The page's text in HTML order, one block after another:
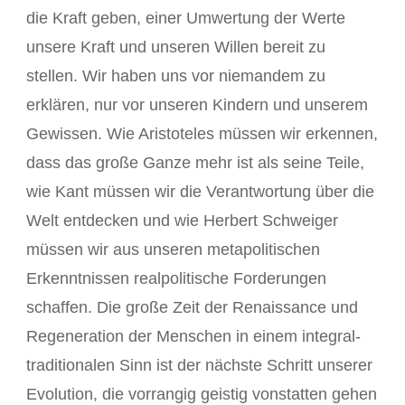
die Kraft geben, einer Umwertung der Werte
unsere Kraft und unseren Willen bereit zu
stellen. Wir haben uns vor niemandem zu
erklären, nur vor unseren Kindern und unserem
Gewissen. Wie Aristoteles müssen wir erkennen,
dass das große Ganze mehr ist als seine Teile,
wie Kant müssen wir die Verantwortung über die
Welt entdecken und wie Herbert Schweiger
müssen wir aus unseren metapolitischen
Erkenntnissen realpolitische Forderungen
schaffen. Die große Zeit der Renaissance und
Regeneration der Menschen in einem integral-
traditionalen Sinn ist der nächste Schritt unserer
Evolution, die vorrangig geistig vonstatten gehen